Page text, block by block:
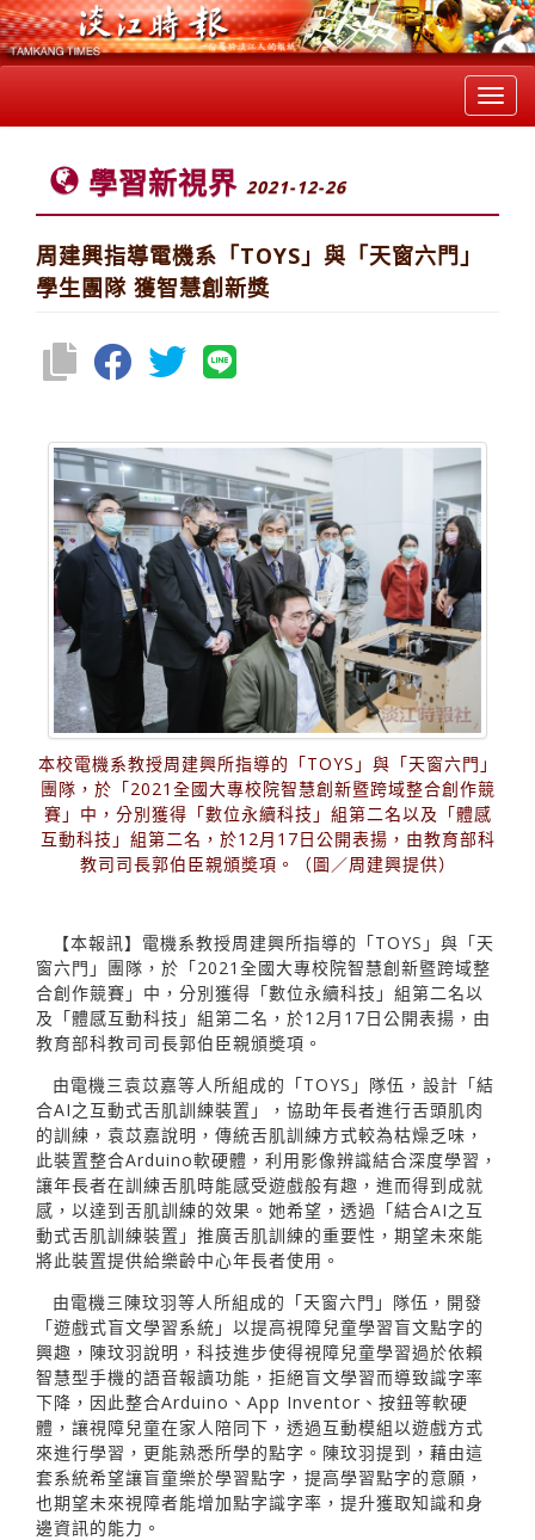
學習新視界 2021-12-26
周建興指導電機系「TOYS」與「天窗六門」
學生團隊 獲智慧創新獎
本校電機系教授周建興所指導的「TOYS」與「天窗六門」
團隊，於「2021全國大專校院智慧創新暨跨域整合創作競
賽」中，分別獲得「數位永續科技」組第二名以及「體感
互動科技」組第二名，於12月17日公開表揚，由教育部科
教司司長郭伯臣親頒奬項。（圖／周建興提供）
【本報訊】電機系教授周建興所指導的「TOYS」與「天
窗六門」團隊，於「2021全國大專校院智慧創新暨跨域整
合創作競賽」中，分別獲得「數位永續科技」組第二名以
及「體感互動科技」組第二名，於12月17日公開表揚，由
教育部科教司司長郭伯臣親頒奬項。
由電機三袁苡嘉等人所組成的「TOYS」隊伍，設計「結
合AI之互動式舌肌訓練裝置」，協助年長者進行舌頭肌肉
的訓練，袁苡嘉說明，傳統舌肌訓練方式較為枯燥乏味，
此裝置整合Arduino軟硬體，利用影像辨識結合深度學習，
讓年長者在訓練舌肌時能感受遊戲般有趣，進而得到成就
感，以達到舌肌訓練的效果。她希望，透過「結合AI之互
動式舌肌訓練裝置」推廣舌肌訓練的重要性，期望未來能
將此裝置提供給樂齡中心年長者使用。
由電機三陳玟羽等人所組成的「天窗六門」隊伍，開發
「遊戲式盲文學習系統」以提高視障兒童學習盲文點字的
興趣，陳玟羽說明，科技進步使得視障兒童學習過於依賴
智慧型手機的語音報讀功能，拒絕盲文學習而導致識字率
下降，因此整合Arduino、App Inventor、按鈕等軟硬
體，讓視障兒童在家人陪同下，透過互動模組以遊戲方式
來進行學習，更能熟悉所學的點字。陳玟羽提到，藉由這
套系統希望讓盲童樂於學習點字，提高學習點字的意願，
也期望未來視障者能增加點字識字率，提升獲取知識和身
邊資訊的能力。